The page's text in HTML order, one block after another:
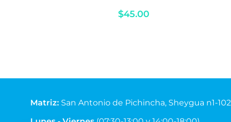
$45.00
Matriz: San Antonio de Pichincha, Sheygua n1-102
Equinoccial.